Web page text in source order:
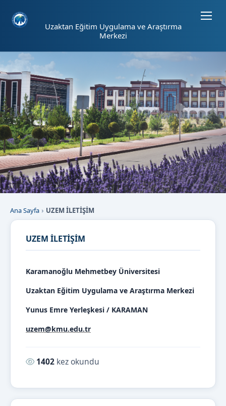
Uzaktan Eğitim Uygulama ve Araştırma
Merkezi
Ana Sayfa UZEM İLETİŞİM
UZEM İLETİŞİM
Karamanoğlu Mehmetbey Üniversitesi
Uzaktan Eğitim Uygulama ve Araştırma Merkezi
Yunus Emre Yerleşkesi / KARAMAN
uzem@kmu.edu.tr
Okunma sayısı:
1402 kez okundu